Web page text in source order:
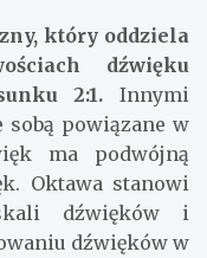
który oddziela
dźwięku
2:1. Innymi
sobą powiązane w
ma podwójną
Oktawa stanowi
dźwięków i
dźwięków w